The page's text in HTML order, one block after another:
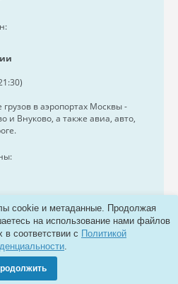
cookie и метаданные. Продолжая
на использование нами файлов
соответствии с Политикой
.
в аэропортах Москвы -
и Внуково, а также авиа, авто,
брокер